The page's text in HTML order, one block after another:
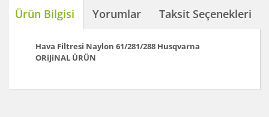
Ürün Bilgisi Yorumlar Taksit Seçenekleri
Hava Filtresi Naylon 61/281/288 Husqvarna
ORiJiNAL ÜRÜN